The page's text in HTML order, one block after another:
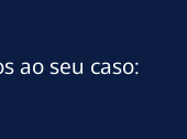
ao seu caso: